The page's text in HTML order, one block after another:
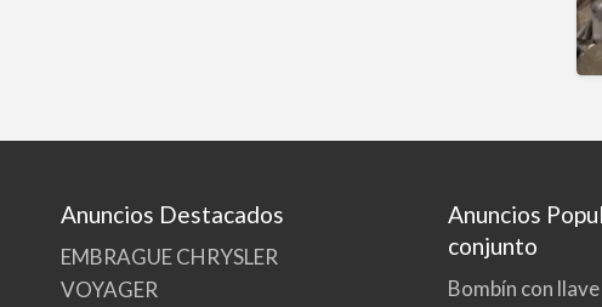
Anuncios Destacados
EMBRAGUE CHRYSLER
VOYAGER
Anuncios
conjunto
Bombín con